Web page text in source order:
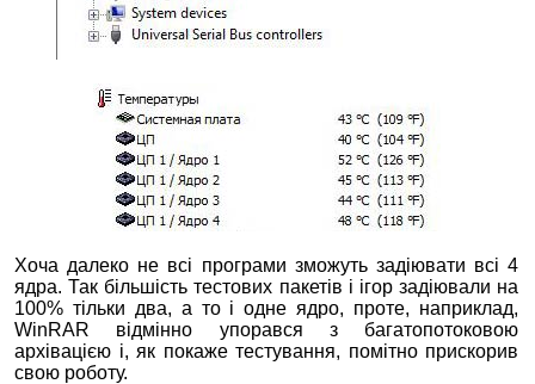
Хоча далеко не всі програми зможуть задіювати всі 4
ядра. Так більшість тестових пакетів і ігор задіювали на
100% тільки два, а то і одне ядро, проте, наприклад,
WinRAR відмінно упорався з багатопотоковою
архівацією і, як покаже тестування, помітно прискорив
свою роботу.